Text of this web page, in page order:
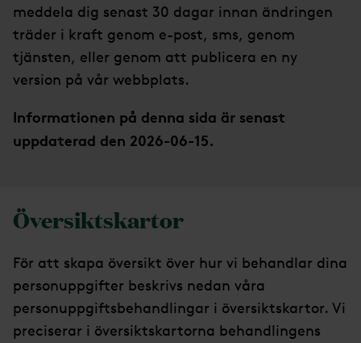
meddela dig senast 30 dagar innan ändringen
träder i kraft genom e-post, sms, genom
tjänsten, eller genom att publicera en ny
version på vår webbplats.
Informationen på denna sida är senast
uppdaterad den 2026-06-15.
Översiktskartor
För att skapa översikt över hur vi behandlar dina
personuppgifter beskrivs nedan våra
personuppgiftsbehandlingar i översiktskartor. Vi
preciserar i översiktskartorna behandlingens